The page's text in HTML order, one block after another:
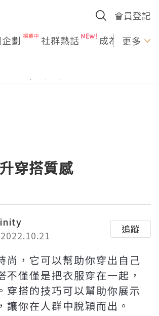
會員登記
劃 社群熱話 成為U更多
穿搭質感
追蹤
尚，它可以幫助你穿出自己
不僅僅是把衣服穿在一起，
穿搭的技巧可以幫助你展示
讓你在人群中脫穎而出。